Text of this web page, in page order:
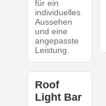
für ein
individuelles
Aussehen
und eine
angepasste
Leistung.
Roof
Light Bar